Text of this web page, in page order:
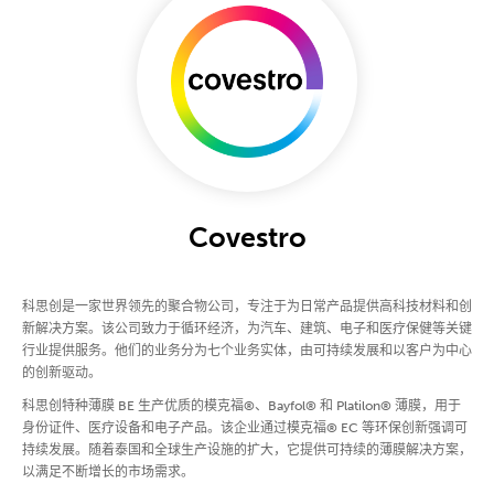
Covestro
科思创是一家世界领先的聚合物公司，专注于为日常产品提供高科技材料和创
新解决方案。该公司致力于循环经济，为汽车、建筑、电子和医疗保健等关键
行业提供服务。他们的业务分为七个业务实体，由可持续发展和以客户为中心
的创新驱动。
科思创特种薄膜 BE 生产优质的模克福®、Bayfol® 和 Platilon® 薄膜，用于
身份证件、医疗设备和电子产品。该企业通过模克福® EC 等环保创新强调可
持续发展。随着泰国和全球生产设施的扩大，它提供可持续的薄膜解决方案，
以满足不断增长的市场需求。